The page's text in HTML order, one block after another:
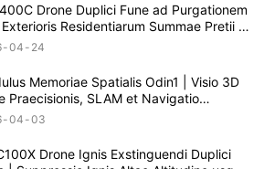
Drone Duplici Fune ad Purgationem
Residentiarum Summae Pretii |
60m
04 24
Memoriae Spatialis Odin1 | Visio 3D
Praecisionis, SLAM et Navigatio
04 03
Drone Ignis Exstinguendi Duplici